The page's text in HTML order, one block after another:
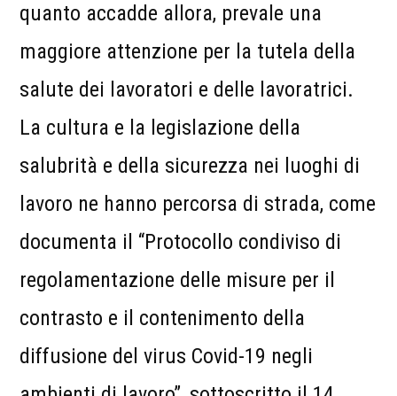
quanto accadde allora, prevale una
maggiore attenzione per la tutela della
salute dei lavoratori e delle lavoratrici.
La cultura e la legislazione della
salubrità e della sicurezza nei luoghi di
lavoro ne hanno percorsa di strada, come
documenta il “Protocollo condiviso di
regolamentazione delle misure per il
contrasto e il contenimento della
diffusione del virus Covid-19 negli